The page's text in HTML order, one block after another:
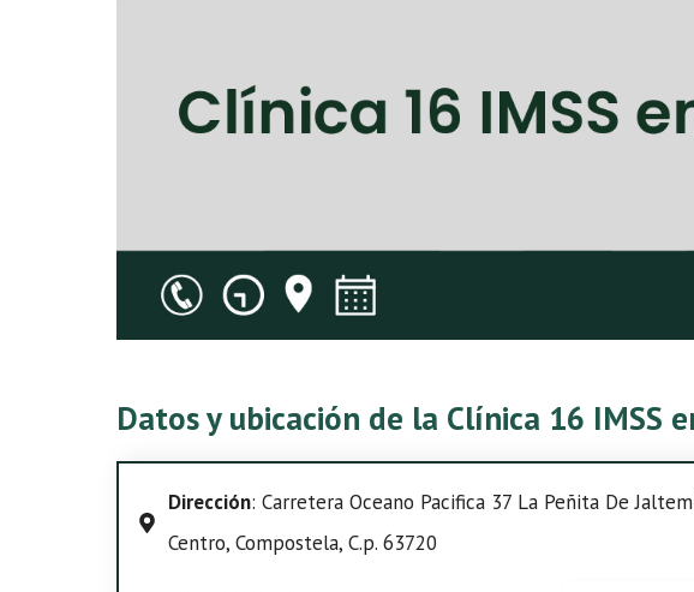
Datos y ubicación de la Clínica 16 IMSS
Dirección: Carretera Oceano Pacifica 37 La Peñita De
Centro, Compostela, C.p. 63720